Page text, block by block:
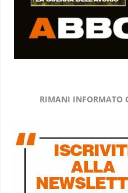
RIMANI INFORMATO